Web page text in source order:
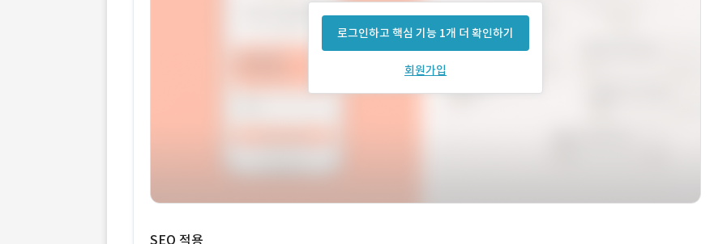
로그인하고 핵심 기능 1개 더 확인하기
회원가입
SEO 적용